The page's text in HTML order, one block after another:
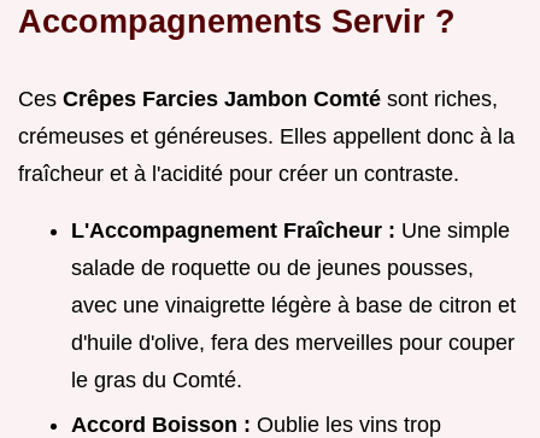
Accompagnements Servir ?
Ces Crêpes Farcies Jambon Comté sont riches,
crémeuses et généreuses. Elles appellent donc à la
fraîcheur et à l'acidité pour créer un contraste.
L'Accompagnement Fraîcheur : Une simple
salade de roquette ou de jeunes pousses,
avec une vinaigrette légère à base de citron et
d'huile d'olive, fera des merveilles pour couper
le gras du Comté.
Accord Boisson : Oublie les vins trop